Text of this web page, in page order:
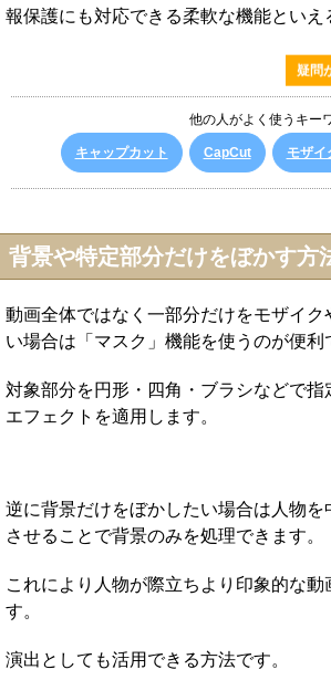
報保護にも対応できる柔軟な機能といえ
疑問
他の人がよく使うキー
キャップカット CapCut モザイ
背景や特定部分だけをぼかす方
動画全体ではなく一部分だけをモザイク
い場合は「マスク」機能を使うのが便利
対象部分を円形・四角・ブラシなどで指
エフェクトを適用します。
逆に背景だけをぼかしたい場合は人物を
させることで背景のみを処理できます。
これにより人物が際立ちより印象的な動
す。
演出としても活用できる方法です。